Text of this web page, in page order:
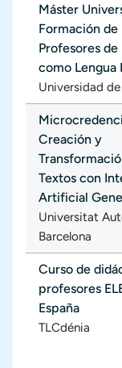
Máster
Formación de
Profesores de
como Lengua
Universidad
Creación y
Textos con
Artificial
Universitat
Barcelona
Curso de
profesores
España
TLCdénia